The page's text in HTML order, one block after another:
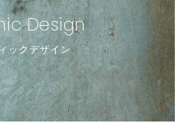
Design
ックデザイン